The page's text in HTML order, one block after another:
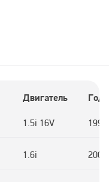
Двигатель Год
1.5i 16V
1.6i